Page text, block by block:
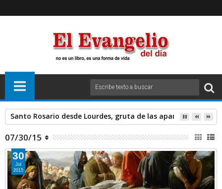
Santo Rosario desde Lourdes, gruta de las apariciones.
07/30/15
30
Jul
2015